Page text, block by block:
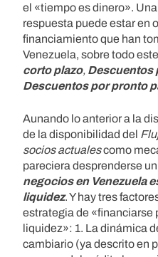
el «tiempo es dinero».
respuesta puede estar en
financiamiento que han
Venezuela, sobre todo
corto plazo, Descuentos
Descuentos por pronto
Aunando lo anterior a la
de la disponibilidad del
socios actualescomo
pareciera desprenderse
negocios en Venezuela
liquidez. Y hay tres
estrategia de «financiarse
liquidez»: 1. La dinámica
cambiario (ya descrito en